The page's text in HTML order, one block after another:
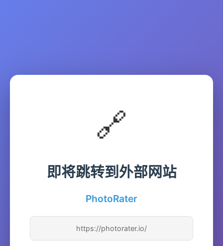
🔗
即将跳转到外部网站
PhotoRater
https://photorater.io/